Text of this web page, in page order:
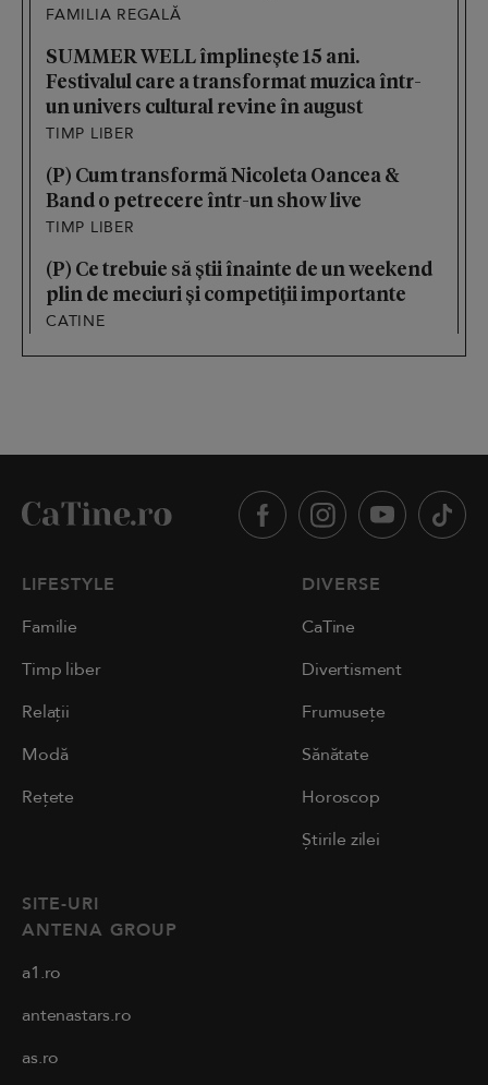
FAMILIA REGALĂ
SUMMER WELL împlinește 15 ani.
Festivalul care a transformat muzica într-
un univers cultural revine în august
TIMP LIBER
(P) Cum transformă Nicoleta Oancea &
Band o petrecere într-un show live
TIMP LIBER
(P) Ce trebuie să știi înainte de un weekend
plin de meciuri și competiții importante
CATINE
LIFESTYLE
Familie
Timp liber
Relații
Modă
Rețete
DIVERSE
CaTine
Divertisment
Frumusețe
Sănătate
Horoscop
Știrile zilei
SITE-URI
ANTENA GROUP
a1.ro
antenastars.ro
as.ro